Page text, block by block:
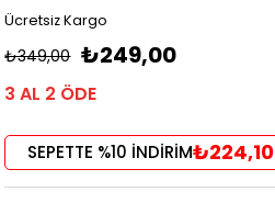
Ücretsiz Kargo
₺349,00 ₺249,00
3 AL 2 ÖDE
SEPETTE %10 İNDİRİM₺224,10